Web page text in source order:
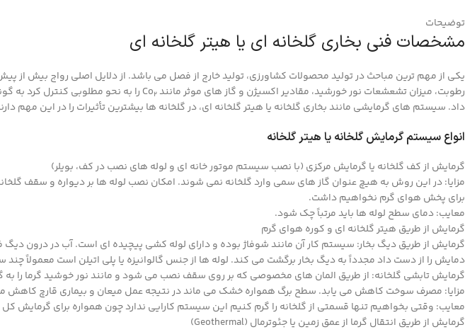
توضیحات
مشخصات فنی بخاری گلخانه ای یا هیتر گلخانه ای
یکی از مهم ترین مباحث در تولید محصولات کشاورزی، تولید خارج از فصل می باشد. از دلایل اصلی رواج بیش از
رطوبت، میزان تشعشعات نور خورشید، مقادیر اکسیژن و گاز های موثر مانند Co2
را به نحو مطلوبی کنترل کرد به
داد. سیستم های گرمایشی مانند بخاری گلخانه یا هیتر گلخانه ای، در گلخانه ها بیشترین تأثیرات را در این مهم
انواع سیستم گرمایش گلخانه یا هیتر گلخانه
گرمایش از کف گلخانه یا گرمایش مرکزی (با نصب سیستم موتور خانه ای و لوله های نصب در کف، بویلر)
مزایا: در این روش به هیچ عنوان گاز های سمی وارد گلخانه نمی شوند. امکان نصب لوله ها بر دیواره و سقف
برای پخش هوای گرم نخواهیم داشت.
معایب: دمای سطح لوله ها باید مرتباً چک شود.
گرمایش از طریق هیتر گلخانه ای و کوره هوای گرم
گرمایش از طریق دیگ بخار: سیستم کار آن مانند شوفاژ بوده و دارای لوله کشی پیچیده ای است. آب در درون
دمایش را از دست داد مجدداً به دیگ بخار برگشت می کند. لوله ها از جنس گالوانیزه یا پلی اتیلن است معمولاً چند
گرمایش تابشی گلخانه: از طریق المان های مخصوصی که بر روی سقف نصب می شود و مانند نور خوشید گرما را به
مزایا: مصرف سوخت کاهش می یابد. سطح برگ همواره خشک می ماند در نتیجه عمل میعان و بیماری قارچ کاهش می
معایب: وقتی بخواهیم تنها قسمتی از گلخانه را گرم کنیم این سیستم کارایی ندارد چون همواره برای گرمایش کل
گرمایش از طریق انتقال گرما از عمق زمین یا جئوترمال (Geothermal)